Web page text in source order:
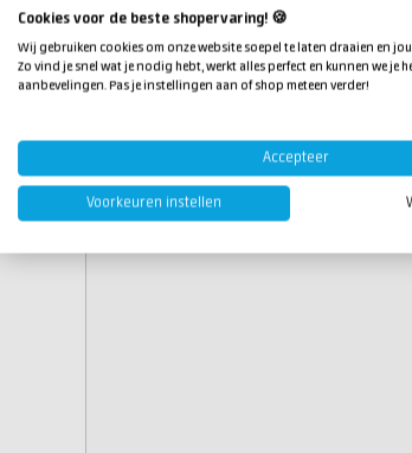
Cookies voor de beste shopervaring! 🍪
Wij gebruiken cookies om onze website soepel te laten draaien en
Zo vind je snel wat je nodig hebt, werkt alles perfect en kunnen we je
aanbevelingen. Pas je instellingen aan of shop meteen verder!
Accepteer
Voorkeuren instellen